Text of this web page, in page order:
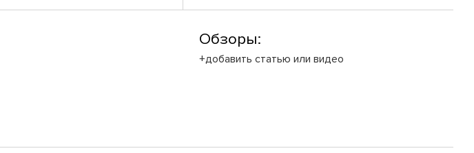
Обзоры:
+добавить статью или видео